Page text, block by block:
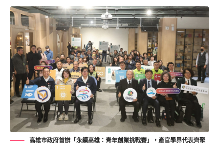
高雄市政府首辦「永續高雄：青年創業挑戰賽」，產官學界代表齊聚